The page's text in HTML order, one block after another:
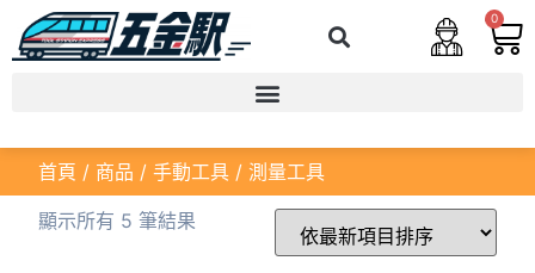
0
首頁 / 商品 /手動工具 / 測量工具
顯示所有 5 筆結果